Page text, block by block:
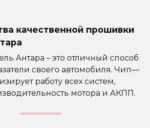
качественной прошивки
Антара – это отличный способ
своего автомобиля. Чип—
работу всех систем,
мотора и АКПП.